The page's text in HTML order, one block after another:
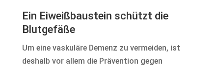
Ein Eiweißbaustein schützt die
Blutgefäße
Um eine vaskuläre Demenz zu vermeiden, ist
deshalb vor allem die Prävention gegen